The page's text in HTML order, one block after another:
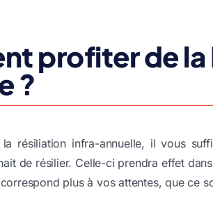
profiter de
?
résiliation infra-annuelle, il vous
de résilier. Celle-ci prendra effet
plus à vos attentes, que ce